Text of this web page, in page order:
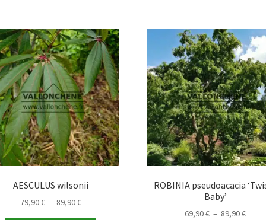
AESCULUS wilsonii
79,90€ – 89,90€Plage
ROBINIA pseudoacacia
Baby’
69,90€ – 89,90€Plage